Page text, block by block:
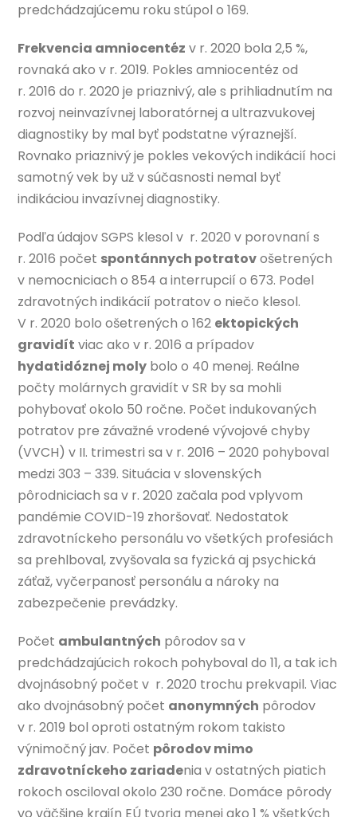
predchádzajúcemu roku stúpol o 169.
Frekvencia amniocentéz v r. 2020 bola 2,5 %,
rovnaká ako v r. 2019. Pokles amniocentéz od
r. 2016 do r. 2020 je priaznivý, ale s prihliadnutím na
rozvoj neinvazívnej laboratórnej a ultrazvukovej
diagnostiky by mal byť podstatne výraznejší.
Rovnako priaznivý je pokles vekových indikácií hoci
samotný vek by už v súčasnosti nemal byť
indikáciou invazívnej diagnostiky.
Podľa údajov SGPS klesol v r. 2020 v porovnaní s
r. 2016 počet spontánnych potratovošetrených
v nemocniciach o 854 a interrupcií o 673. Podel
zdravotných indikácií potratov o niečo klesol.
V r. 2020 bolo ošetrených o 162 ektopických
gravidít viac ako v r. 2016 a prípadov
hydatidóznej moly bolo o 40 menej. Reálne
počty molárnych gravidít v SR by sa mohli
pohybovať okolo 50 ročne. Počet indukovaných
potratov pre závažné vrodené vývojové chyby
(VVCH) v II. trimestri sa v r. 2016 – 2020 pohyboval
medzi 303 – 339. Situácia v slovenských
pôrodniciach sa v r. 2020 začala pod vplyvom
pandémie COVID-19 zhoršovať. Nedostatok
zdravotníckeho personálu vo všetkých profesiách
sa prehlboval, zvyšovala sa fyzická aj psychická
záťaž, vyčerpanosť personálu a nároky na
zabezpečenie prevádzky.
Počet ambulantných pôrodov sa v
predchádzajúcich rokoch pohyboval do 11, a tak ich
dvojnásobný počet v r. 2020 trochu prekvapil. Viac
ako dvojnásobný počet anonymných pôrodov
v r. 2019 bol oproti ostatným rokom takisto
výnimočný jav. Počet pôrodov mimo
zdravotníckeho zariadenia v ostatných piatich
rokoch osciloval okolo 230 ročne. Domáce pôrody
vo väčšine krajín EÚ tvoria menej ako 1 % všetkých